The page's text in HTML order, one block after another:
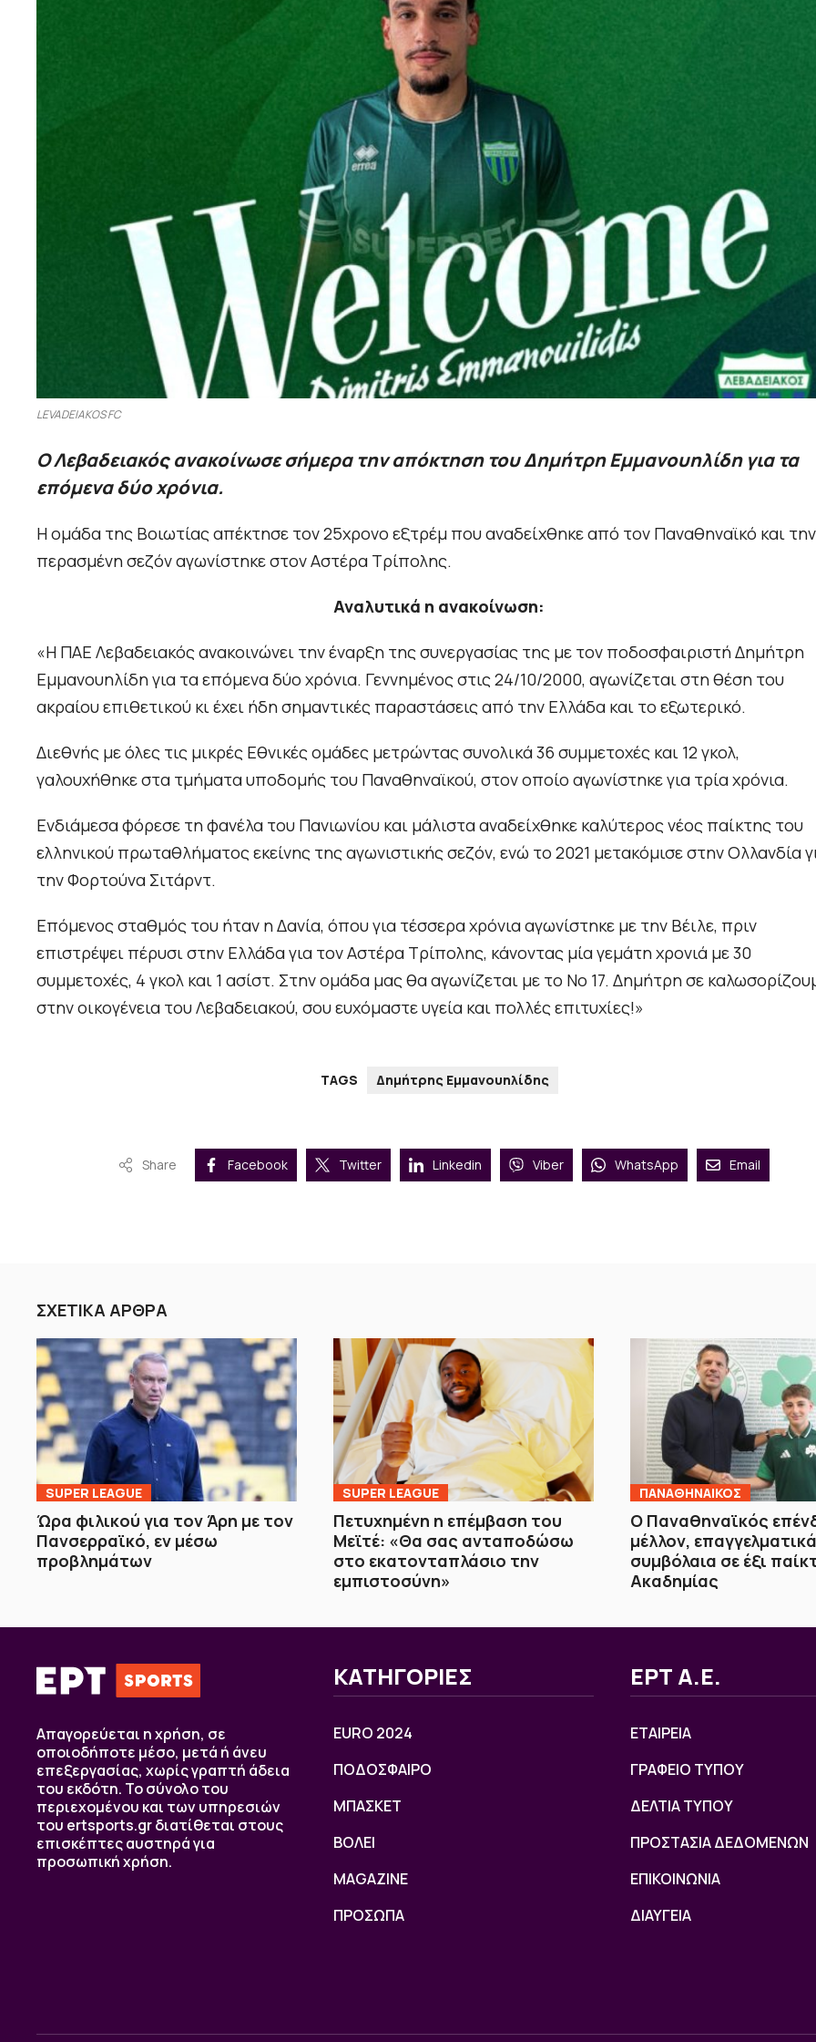
LEVADEIAKOS FC
Ο Λεβαδειακός ανακοίνωσε σήμερα την απόκτηση του Δημήτρη Εμμανουηλίδη για τα
επόμενα δύο χρόνια.
Η ομάδα της Βοιωτίας απέκτησε τον 25χρονο εξτρέμ που αναδείχθηκε από τον Παναθηναϊκό και την
περασμένη σεζόν αγωνίστηκε στον Αστέρα Τρίπολης.
Αναλυτικά η ανακοίνωση:
«Η ΠΑΕ Λεβαδειακός ανακοινώνει την έναρξη της συνεργασίας της με τον ποδοσφαιριστή Δημήτρη
Εμμανουηλίδη για τα επόμενα δύο χρόνια. Γεννημένος στις 24/10/2000, αγωνίζεται στη θέση του
ακραίου επιθετικού κι έχει ήδη σημαντικές παραστάσεις από την Ελλάδα και το εξωτερικό.
Διεθνής με όλες τις μικρές Εθνικές ομάδες μετρώντας συνολικά 36 συμμετοχές και 12 γκολ,
γαλουχήθηκε στα τμήματα υποδομής του Παναθηναϊκού, στον οποίο αγωνίστηκε για τρία χρόνια.
Ενδιάμεσα φόρεσε τη φανέλα του Πανιωνίου και μάλιστα αναδείχθηκε καλύτερος νέος παίκτης του
ελληνικού πρωταθλήματος εκείνης της αγωνιστικής σεζόν, ενώ το 2021 μετακόμισε στην Ολλανδία
την Φορτούνα Σιτάρντ.
Επόμενος σταθμός του ήταν η Δανία, όπου για τέσσερα χρόνια αγωνίστηκε με την Βέιλε, πριν
επιστρέψει πέρυσι στην Ελλάδα για τον Αστέρα Τρίπολης, κάνοντας μία γεμάτη χρονιά με 30
συμμετοχές, 4 γκολ και 1 ασίστ. Στην ομάδα μας θα αγωνίζεται με το Νο 17. Δημήτρη σε
στην οικογένεια του Λεβαδειακού, σου ευχόμαστε υγεία και πολλές επιτυχίες!»
TAGS Δημήτρης Εμμανουηλίδης
Share Facebook Twitter Linkedin Viber WhatsApp Email
ΣΧΕΤΙΚΑ ΑΡΘΡΑ
SUPER LEAGUE
Ώρα φιλικού για τον Άρη με τον
Πανσερραϊκό, εν μέσω
προβλημάτων
SUPER LEAGUE
Πετυχημένη η επέμβαση του
Μεϊτέ: «Θα σας ανταποδώσω
στο εκατονταπλάσιο την
εμπιστοσύνη»
ΠΑΝΑΘΗΝΑΙΚΟΣ
Ο Παναθηναϊκός
μέλλον, επαγγελματικά
συμβόλαια σε έξι
Ακαδημίας
Απαγορεύεται η χρήση, σε
οποιοδήποτε μέσο, μετά ή άνευ
επεξεργασίας, χωρίς γραπτή άδεια
του εκδότη. Το σύνολο του
περιεχομένου και των υπηρεσιών
του ertsports.gr διατίθεται στους
επισκέπτες αυστηρά για
προσωπική χρήση.
ΚΑΤΗΓΟΡΙΕΣ
EURO 2024
ΠΟΔΟΣΦΑΙΡΟ
ΜΠΑΣΚΕΤ
ΒOΛΕΙ
MAGAZINE
ΠΡΟΣΩΠΑ
ΕΡΤ Α.Ε.
ΕΤΑΙΡΕΙΑ
ΓΡΑΦΕΙΟ ΤΥΠΟΥ
ΔΕΛΤΙΑ ΤΥΠΟΥ
ΠΡΟΣΤΑΣΙΑ ΔΕΔΟΜΕΝΩΝ
ΕΠΙΚΟΙΝΩΝΙΑ
ΔΙΑΥΓΕΙΑ